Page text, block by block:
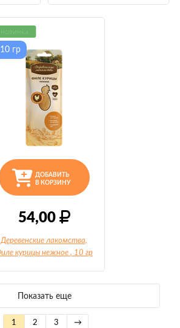
новинка
ДОБАВИТЬ
В КОРЗИНУ
54,00
10 гр
Деревенские лакомства,
курицы нежное , 10 гр
Показать еще
1 2 3 →